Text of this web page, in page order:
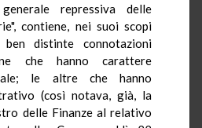
repressiva delle
contiene, nei suoi scopi
ben distinte connotazioni
che hanno carattere
le altre che hanno
(così notava, già, la
delle Finanze al relativo